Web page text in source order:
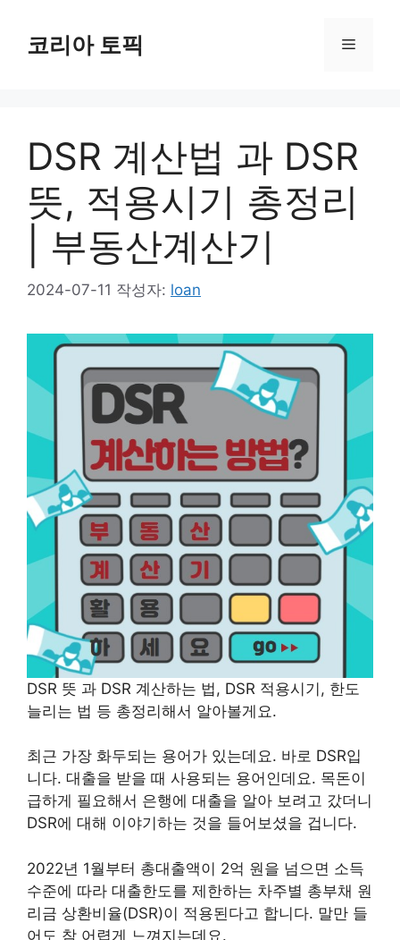
코리아 토픽 메
DSR 계산법 과 DSR
뜻, 적용시기 총정리
| 부동산계산기
2024-07-11 작성자: loan
DSR 뜻 과 DSR 계산하는 법, DSR 적용시기, 한도
늘리는 법 등 총정리해서 알아볼게요.
최근 가장 화두되는 용어가 있는데요. 바로 DSR입
니다. 대출을 받을 때 사용되는 용어인데요. 목돈이
급하게 필요해서 은행에 대출을 알아 보려고 갔더니
DSR에 대해 이야기하는 것을 들어보셨을 겁니다.
2022년 1월부터 총대출액이 2억 원을 넘으면 소득
수준에 따라 대출한도를 제한하는 차주별 총부채 원
리금 상환비율(DSR)이 적용된다고 합니다. 말만 들
어도 참 어렵게 느껴지는데요.